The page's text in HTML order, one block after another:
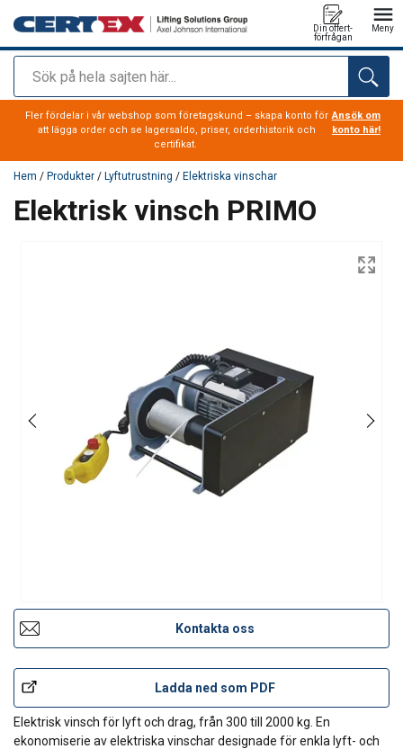
Sök
Din offert-
förfrågan
Meny
tillagd i varukorg
Fler fördelar i vår webshop som företagskund – skapa konto för
att lägga order och se lagersaldo, priser, orderhistorik och
certifikat.
Ansök om
konto här!
Hem / Produkter / Lyftutrustning / Elektriska vinschar
Elektrisk vinsch PRIMO
Kontakta oss
Ladda ned som PDF
Elektrisk vinsch för lyft och drag, från 300 till 2000 kg. En
ekonomiserie av elektriska vinschar designade för enkla lyft- och